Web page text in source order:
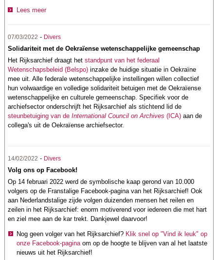
Lees meer
07/03/2022 - Divers
Solidariteit met de Oekraïense wetenschappelijke gemeenschap
Het Rijksarchief draagt hetstandpunt van het federaal
Wetenschapsbeleid (Belspo) inzake de huidige situatie in Oekraïne
mee uit. Alle federale wetenschappelijke instellingen willen collectief
hun volwaardige en volledige solidariteit betuigen met de Oekraïense
wetenschappelijke en culturele gemeenschap. Specifiek voor de
archiefsector onderschrijft het Rijksarchief als stichtend lid de
steunbetuiging van deInternational Council on Archives (ICA) aan de
collega's uit de Oekraïense archiefsector.
14/02/2022 - Divers
Volg ons op Facebook!
Op 14 februari 2022 werd de symbolische kaap gerond van 10.000
volgers op de Franstalige Facebook-pagina van het Rijksarchief! Ook
aan Nederlandstalige zijde volgen duizenden mensen het reilen en
zeilen in het Rijksarchief: enorm motiverend voor iedereen die met hart
en ziel mee aan de kar trekt. Dankjewel daarvoor!
Nog geen volger van het Rijksarchief? Klik snel op "Vind ik leuk" op
onze Facebook-paginaom op de hoogte te blijven van al het laatste
nieuws uit het Rijksarchief!